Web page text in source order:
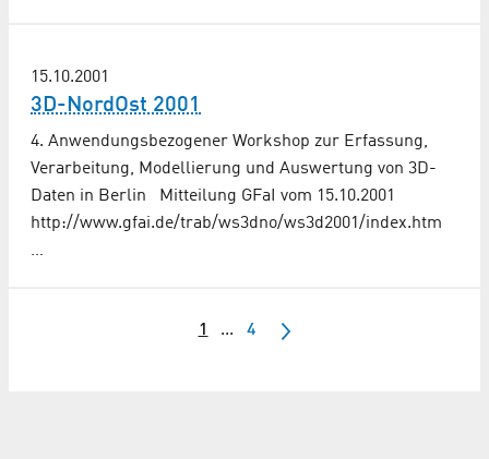
15.10.2001
3D-NordOst 2001
4. Anwendungsbezogener Workshop zur Erfassung,
Verarbeitung, Modellierung und Auswertung von 3D-
Daten in Berlin Mitteilung GFaI vom 15.10.2001
http://www.gfai.de/trab/ws3dno/ws3d2001/index.htm
…
1 ... 4